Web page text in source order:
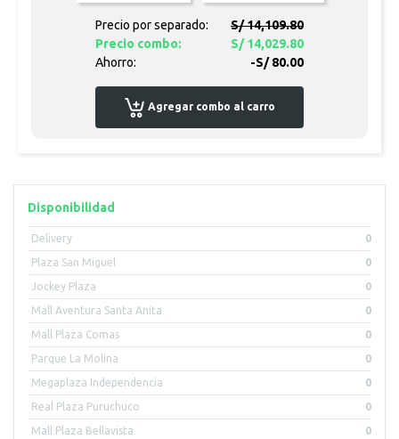
Disponibilidad
Delivery 0
Plaza San Miguel 0
Jockey Plaza 0
Mall Aventura Santa Anita 0
Mall Plaza Comas 0
Parque La Molina 0
Megaplaza Independencia 0
Real Plaza Puruchuco 0
Mall Plaza Bellavista 0
1 TB NVIDIA
GeForce
RTX5070TI
(NH.QVNAL.002)
Precio por separado:
S/ 14,109.80
Precio combo:
S/ 14,029.80
Ahorro:
-S/ 80.00
Agregar combo al carro